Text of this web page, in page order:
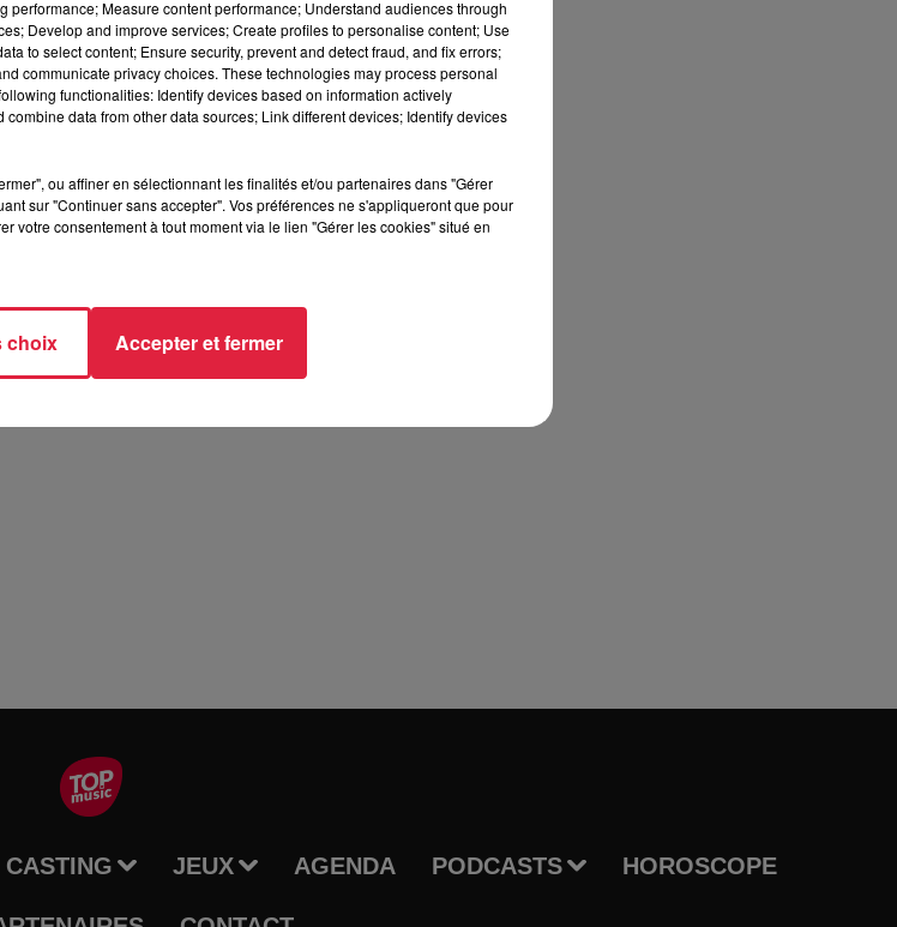
(68)
CASTING JEUX AGENDA PODCASTS HOROSCOPE
Measure content performance; Understand audiences through
Develop and improve services; Create profiles to personalise content; Use
to select content; Ensure security, prevent and detect fraud, and fix errors;
communicate privacy choices. These technologies may process personal
functionalities: Identify devices based on information actively
data from other data sources; Link different devices; Identify devices
ou affiner en sélectionnant les finalités et/ou partenaires dans "Gérer
sur "Continuer sans accepter". Vos préférences ne s'appliqueront que pour
votre consentement à tout moment via le lien "Gérer les cookies" situé en
choix Accepter et fermer